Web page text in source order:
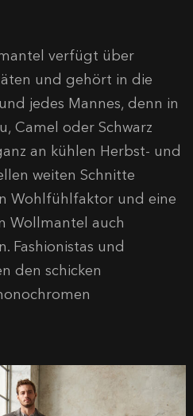
verfügt über
und gehört in die
jedes Mannes, denn in
Camel oder Schwarz
an kühlen Herbst- und
weiten Schnitte
Wohlfühlfaktor und eine
Wollmantel auch
Fashionistas und
den schicken